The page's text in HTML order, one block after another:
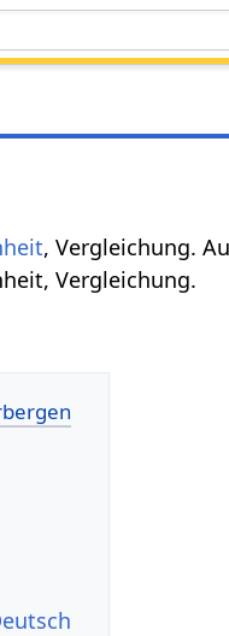
, Vergleichung.
Vergleichung.